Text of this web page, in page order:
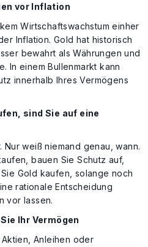
vor Inflation
Wirtschaftswachstum einher
Inflation. Gold hat historisch
bewahrt als Währungen und
In einem Bullenmarkt kann
innerhalb Ihres Vermögens
sind Sie auf eine
Nur weiß niemand genau, wann.
bauen Sie Schutz auf,
Gold kaufen, solange noch
rationale Entscheidung
vor lassen.
Ihr Vermögen
Anleihen oder